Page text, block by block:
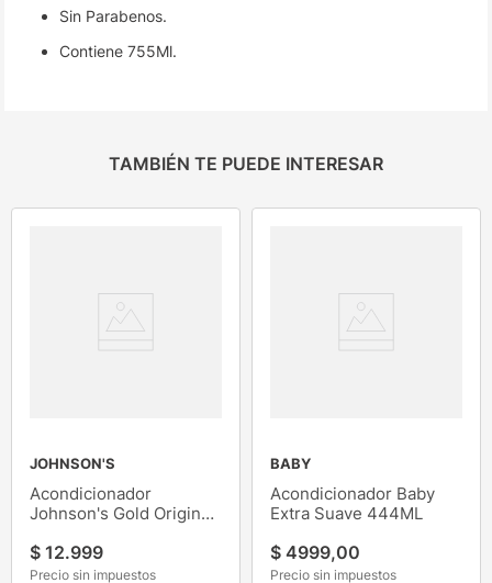
Sin Parabenos.
Contiene 755Ml.
TAMBIÉN TE PUEDE INTERESAR
JOHNSON'S
Acondicionador
Johnson's Gold Original
$ 12.999
Precio sin impuestos
BABY
Acondicionador Baby
Extra Suave 444ML
$ 4999,00
Precio sin impuestos